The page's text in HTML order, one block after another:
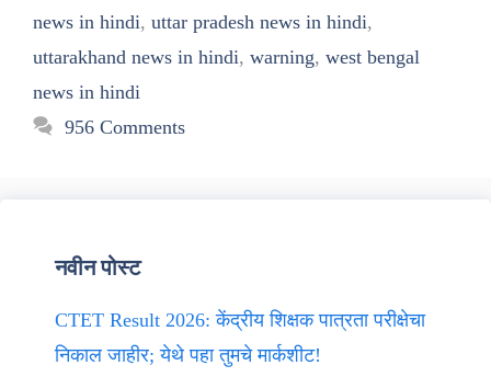
news in hindi, uttar pradesh news in hindi,
uttarakhand news in hindi, warning, west bengal
news in hindi
956 Comments
नवीन पोस्ट
CTET Result 2026: केंद्रीय शिक्षक पात्रता परीक्षेचा
निकाल जाहीर; येथे पहा तुमचे मार्कशीट!